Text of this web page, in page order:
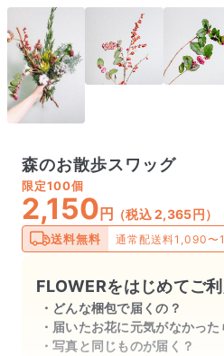
森のお散歩スワッグ
限定100個
2,150 円 （税込 2,365円）
送料無料 通常配送料1,090〜
FLOWERをはじめてご
どんな梱包で届くの？
届いたお花に元気がなかった
写真と同じものが届く？